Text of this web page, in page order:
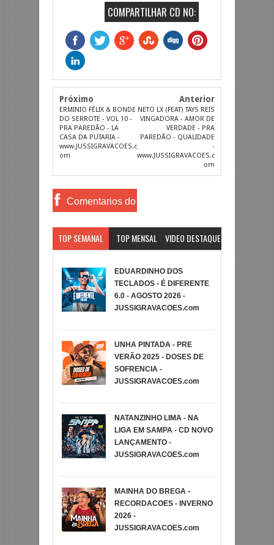
COMPARTILHAR CD NO:
Próximo
ERMINIO FÉLIX & BONDE
DO SERROTE - VOL 10 -
PRA PAREDÃO - LA
CASA DA PUTARIA -
www.JUSSIGRAVACOES.c
om
Anterior
NETO LX (FEAT) TAYS REIS
VINGADORA - AMOR DE
VERDADE - PRA
PAREDÃO - QUALIDADE
-
www.JUSSIGRAVACOES.c
om
Comentarios do
TOP SEMANAL TOP MENSAL VIDEO DESTAQUE
EDUARDINHO DOS
TECLADOS - É DIFERENTE
6.0 - AGOSTO 2026 -
JUSSIGRAVACOES.com
UNHA PINTADA - PRE
VERÃO 2025 - DOSES DE
SOFRENCIA -
JUSSIGRAVACOES.com
NATANZINHO LIMA - NA
LIGA EM SAMPA - CD NOVO
LANÇAMENTO -
JUSSIGRAVACOES.com
MAINHA DO BREGA -
RECORDACOES - INVERNO
2026 -
JUSSIGRAVACOES.com